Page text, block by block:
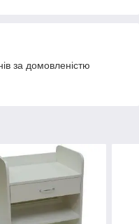
за домовленістю